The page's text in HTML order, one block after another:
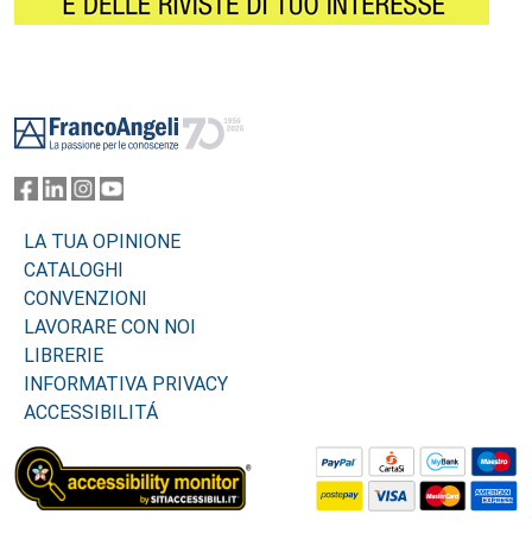
LA TUA OPINIONE
CATALOGHI
CONVENZIONI
LAVORARE CON NOI
LIBRERIE
INFORMATIVA PRIVACY
ACCESSIBILITÁ